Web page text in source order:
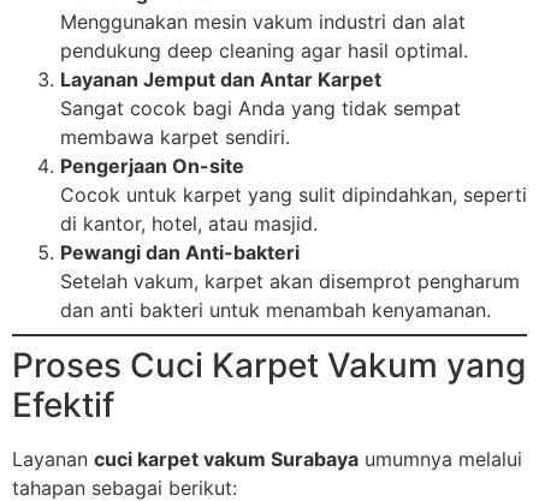
Menggunakan mesin vakum industri dan alat
pendukung deep cleaning agar hasil optimal.
Layanan Jemput dan Antar Karpet
Sangat cocok bagi Anda yang tidak sempat
membawa karpet sendiri.
Pengerjaan On-site
Cocok untuk karpet yang sulit dipindahkan, seperti
di kantor, hotel, atau masjid.
Pewangi dan Anti-bakteri
Setelah vakum, karpet akan disemprot pengharum
dan anti bakteri untuk menambah kenyamanan.
Proses Cuci Karpet Vakum yang
Efektif
Layanan cuci karpet vakum Surabaya umumnya melalui
tahapan sebagai berikut: